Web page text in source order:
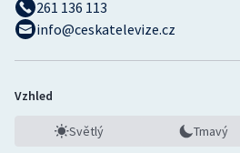
Stolní tenis
Veslování
261 136 113
info@ceskatelevize.cz
Vzhled
Světlý Tmavý